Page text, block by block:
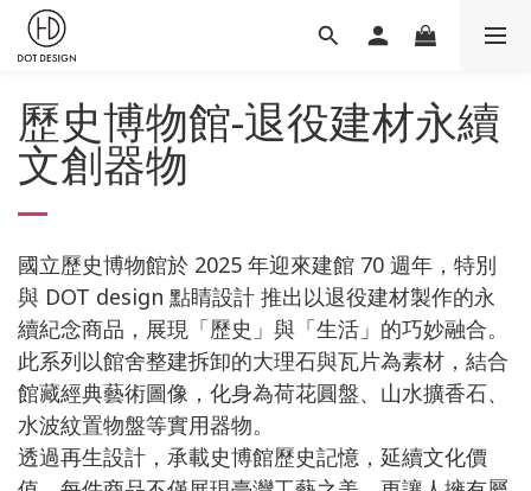
歷史博物館-退役建材永續
文創器物
國立歷史博物館於 2025 年迎來建館 70 週年，特別
與 DOT design 點睛設計 推出以退役建材製作的永
續紀念商品，展現「歷史」與「生活」的巧妙融合。
此系列以館舍整建拆卸的大理石與瓦片為素材，結合
館藏經典藝術圖像，化身為荷花圓盤、山水擴香石、
水波紋置物盤等實用器物。
透過再生設計，承載史博館歷史記憶，延續文化價